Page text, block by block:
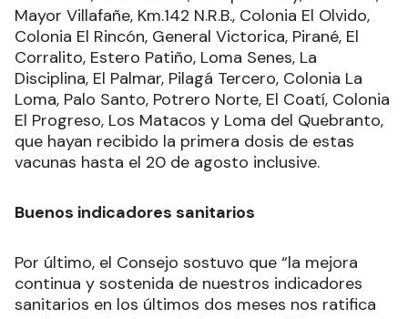
Colonia El Alba, Colonia Pampa Villanueva, Villa
Dos Trece, El Bañadero, Campo Hardy, La Sirena,
Mayor Villafañe, Km.142 N.R.B., Colonia El Olvido,
Colonia El Rincón, General Victorica, Pirané, El
Corralito, Estero Patiño, Loma Senes, La
Disciplina, El Palmar, Pilagá Tercero, Colonia La
Loma, Palo Santo, Potrero Norte, El Coatí, Colonia
El Progreso, Los Matacos y Loma del Quebranto,
vacunas hasta el 20 de agosto inclusive.
Buenos indicadores sanitarios
Por último, el Consejo sostuvo que “la mejora